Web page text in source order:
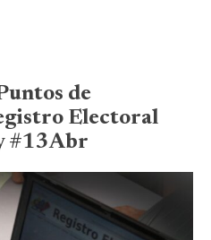
de
Electoral
#13Abr